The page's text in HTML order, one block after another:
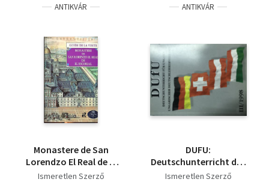
ANTIKVÁR
Monastere de San
Lorendzo El Real de El
Escorial
Ismeretlen Szerző
ANTIKVÁR
DUFU:
Deutschunterricht dür
Ungarn III/1998
Ismeretlen Szerző